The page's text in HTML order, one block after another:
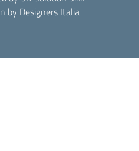
by Designers Italia